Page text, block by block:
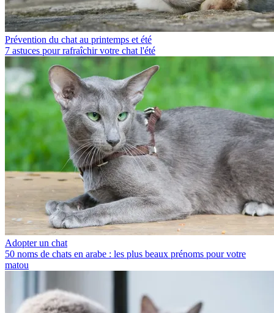
Prévention du chat au printemps et été
7 astuces pour rafraîchir votre chat l'été
Adopter un chat
50 noms de chats en arabe : les plus beaux prénoms pour votre
matou